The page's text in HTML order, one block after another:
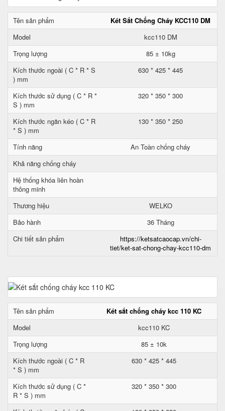
Tên sản phẩm
Két Sắt Chống Cháy KCC110 DM
Model
kcc110 DM
Trọng lượng
85 ± 10kg
Kích thước ngoài ( C * R * S
) mm
630 * 425 * 445
Kích thước sử dụng ( C * R *
S ) mm
320 * 350 * 300
Kích thước ngăn kéo ( C * R
* S ) mm
130 * 350 * 250
Tính năng
An Toàn chống cháy
Khả năng chống cháy
Hệ thống khóa liên hoàn
thông minh
Thương hiệu
WELKO
Bảo hành
36 Tháng
Chi tiết sản phẩm
https://ketsatcaocap.vn/chi-
tiet/ket-sat-chong-chay-kcc110-dm
Tên sản phẩm
Két sắt chống cháy kcc 110 KC
Model
kcc110 KC
Trọng lượng
85 ± 10k
Kích thước ngoài ( C * R
* S ) mm
630 * 425 * 445
Kích thước sử dụng ( C *
R * S ) mm
320 * 350 * 300